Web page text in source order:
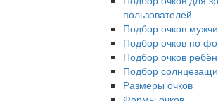
пользователей
Подбор очков
Подбор очков по
Подбор очков
Подбор
Размеры очков